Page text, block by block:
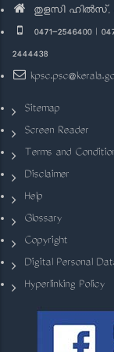
തുളസി ഹിൽസ്,
0471-2546400 |
2444438
Sitemap
Screen Reader
Terms and
Disclaimer
Help
Glossary
Copyright
Digital Personal
Hyperlinking Policy